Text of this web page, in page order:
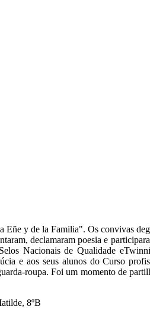
y de la Familia". Os convivas
declamaram poesia e
Nacionais de Qualidade
e aos seus alunos do Curso
roupa. Foi um momento de
8ºB